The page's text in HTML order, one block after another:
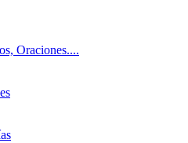
Oraciones....